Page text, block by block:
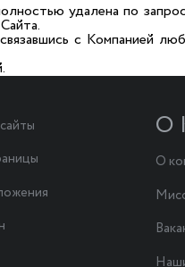
удалена по
с Компанией
О
О